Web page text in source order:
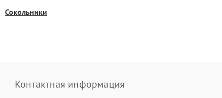
Сокольники
Контактная информация